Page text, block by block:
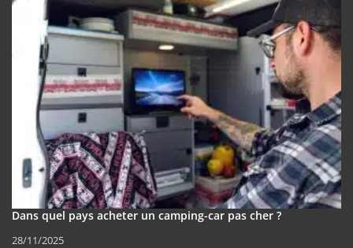
Dans quel pays acheter un camping-car pas cher ?
28/11/2025